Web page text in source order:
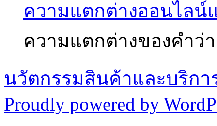
ความแตกต่างออนไลน์
ความแตกต่างของคำว่
นวัตกรรมสินค้าและบริกา
Proudly powered by